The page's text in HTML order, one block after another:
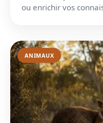
ou enrichir vos
ANIMAUX